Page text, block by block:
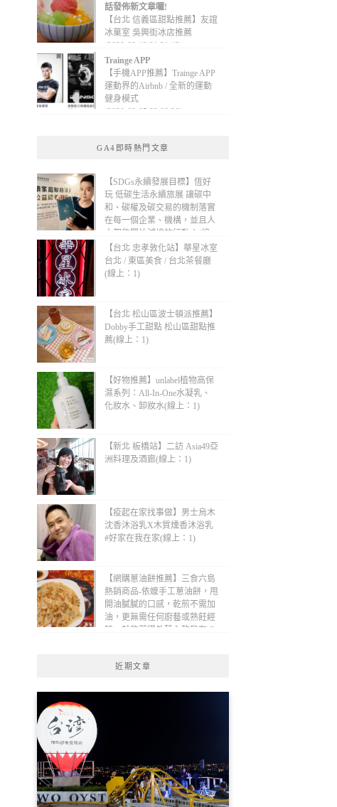
話發佈新文章囉!
【台北 信義區甜點推薦】友誼
冰菓室 吳興街冰店推薦
(2020-09-13 01:31:12)
Trainge APP
【手機APP推薦】Trainge APP
運動界的Airbnb / 全新的運動
健身模式
(2020-09-05 22:08:36)
GA4即時熱門文章
【SDGs永續發展目標】恆好
玩 低碳生活永續旅展 讓碳中
和、碳權及碳交易的機制落實
在每一個企業、機構，並且人
人都能開始減排的行動！(線
上：1)
【台北 忠孝敦化站】華星冰室
台北 / 東區美食 / 台北茶餐廳
(線上：1)
【台北 松山區波士頓派推薦】
Dobby手工甜點 松山區甜點推
薦(線上：1)
【好物推薦】unlabel植物高保
濕系列：All-In-One水凝乳、
化妝水、卸妝水(線上：1)
【新北 板橋站】二訪 Asia49亞
洲料理及酒廊(線上：1)
【疫起在家找事做】男士烏木
沈香沐浴乳X木質燻香沐浴乳
#好家在我在家(線上：1)
【網購蔥油餅推薦】三食六島
熱銷商品-依嬤手工蔥油餅，甩
開油膩膩的口感，乾煎不需加
油，更無需任何廚藝或熟飪經
驗，就能煎得外酥內軟又有 Q
近期文章